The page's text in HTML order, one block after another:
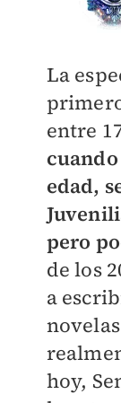
La
entre
edad,
pero
de los
a
hoy,